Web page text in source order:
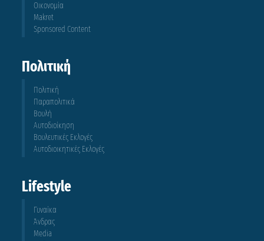
Οικονομία
Makret
Sponsored Content
Πολιτική
Πολιτική
Παραπολιτικά
Βουλή
Αυτοδιοίκηση
Βουλευτικές Εκλογές
Αυτοδιοικητικές Εκλογές
Lifestyle
Γυναίκα
Άνδρας
Media